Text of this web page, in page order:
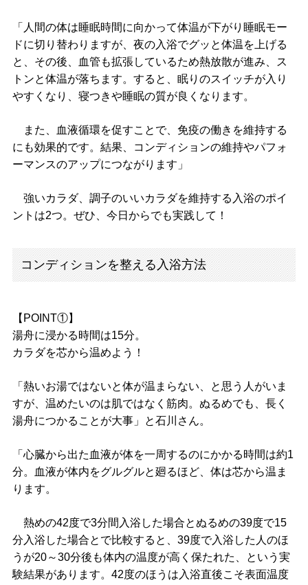
「人間の体は睡眠時間に向かって体温が下がり睡眠モー
ドに切り替わりますが、夜の入浴でグッと体温を上げる
と、その後、血管も拡張しているため熱放散が進み、ス
トンと体温が落ちます。すると、眠りのスイッチが入り
やすくなり、寝つきや睡眠の質が良くなります。
また、血液循環を促すことで、免疫の働きを維持する
にも効果的です。結果、コンディションの維持やパフォ
ーマンスのアップにつながります」
強いカラダ、調子のいいカラダを維持する入浴のポイ
ントは2つ。ぜひ、今日からでも実践して！
コンディションを整える入浴方法
【POINT①】
湯舟に浸かる時間は15分。
カラダを芯から温めよう！
「熱いお湯ではないと体が温まらない、と思う人がいま
すが、温めたいのは肌ではなく筋肉。ぬるめでも、長く
湯舟につかることが大事」と石川さん。
「心臓から出た血液が体を一周するのにかかる時間は約1
分。血液が体内をグルグルと廻るほど、体は芯から温ま
ります。
熱めの42度で3分間入浴した場合とぬるめの39度で15
分入浴した場合とで比較すると、39度で入浴した人のほ
うが20～30分後も体内の温度が高く保たれた、という実
験結果があります。42度のほうは入浴直後こそ表面温度